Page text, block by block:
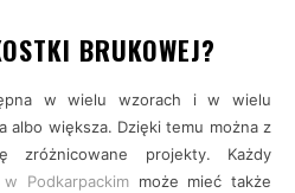
BRUKOWEJ?
w wielu wzorach i w wielu
albo większa. Dzięki temu można z
zróżnicowane projekty. Każdy
Podkarpackimmoże mieć także